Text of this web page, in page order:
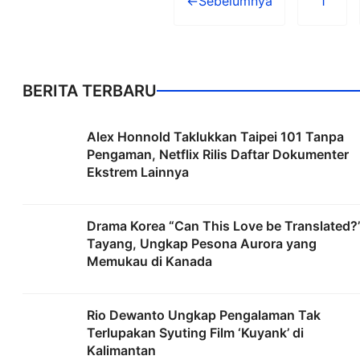
BERITA TERBARU
Alex Honnold Taklukkan Taipei 101 Tanpa
Pengaman, Netflix Rilis Daftar Dokumenter
Ekstrem Lainnya
Drama Korea “Can This Love be
Tayang, Ungkap Pesona Aurora yang
Memukau di Kanada
Rio Dewanto Ungkap Pengalaman Tak
Terlupakan Syuting Film ‘Kuyank’ di
Kalimantan